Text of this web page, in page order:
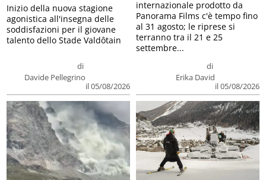
di
Davide Pellegrino
il 05/08/2026
Inizio della nuova stagione
agonistica all'insegna delle
soddisfazioni per il giovane
talento dello Stade Valdôtain
di
Erika David
il 05/08/2026
internazionale prodotto da
Panorama Films c'è tempo fino
al 31 agosto; le riprese si
terranno tra il 21 e 25
settembre...